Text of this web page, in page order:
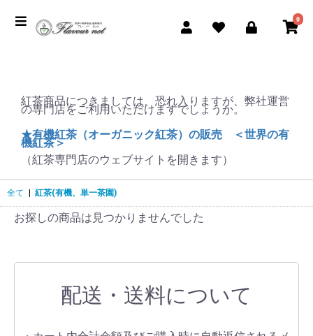
0
紅茶商品につきましては、恐れ入りますが、弊社運営
の専門店をご利用いただけますでしょうか。
★有機紅茶（オーガニック紅茶）の販売 ＜世界の有
機紅茶＞
（紅茶専門店のウェブサイトを開きます）
全て 紅茶(有機、単一茶園)
お探しの商品は見つかりませんでした
配送・送料について